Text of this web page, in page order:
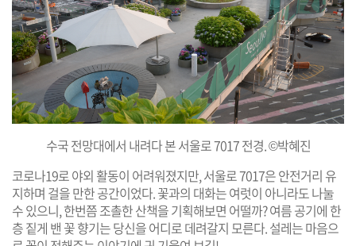
수국 전망대에서 내려다 본 서울로 7017 전경. ©박혜진
코로나19로 야외 활동이 어려워졌지만, 서울로 7017은 안전거리 유
지하며 걸을 만한 공간이었다. 꽃과의 대화는 여럿이 아니라도 나눌
수 있으니, 한번쯤 조촐한 산책을 기획해보면 어떨까? 여름 공기에 한
층 짙게 밴 꽃 향기는 당신을 어디로 데려갈지 모른다. 설레는 마음으